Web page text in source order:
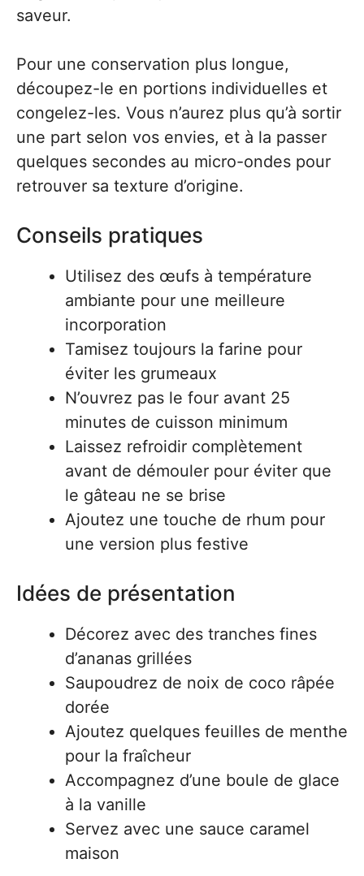
saveur.
Pour une conservation plus longue,
découpez-le en portions individuelles et
congelez-les. Vous n’aurez plus qu’à sortir
une part selon vos envies, et à la passer
quelques secondes au micro-ondes pour
retrouver sa texture d’origine.
Conseils pratiques
Utilisez des œufs à température
ambiante pour une meilleure
incorporation
Tamisez toujours la farine pour
éviter les grumeaux
N’ouvrez pas le four avant 25
minutes de cuisson minimum
Laissez refroidir complètement
avant de démouler pour éviter que
le gâteau ne se brise
Ajoutez une touche de rhum pour
une version plus festive
Idées de présentation
Décorez avec des tranches fines
d’ananas grillées
Saupoudrez de noix de coco râpée
dorée
Ajoutez quelques feuilles de menthe
pour la fraîcheur
Accompagnez d’une boule de glace
à la vanille
Servez avec une sauce caramel
maison